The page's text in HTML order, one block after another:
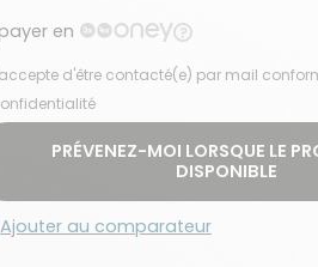
en
d'être contacté(e) par mail
PRÉVENEZ-MOI LORSQUE LE
DISPONIBLE
Ajouter au comparateur